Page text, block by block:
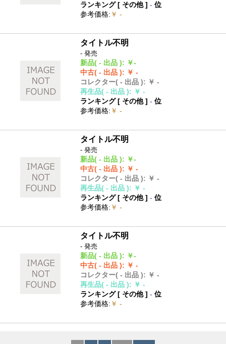
ランキング [ その他]- 位
参考価格: ￥ -
タイトル不明
- 発売
新品( - 出品 ): ￥-
中古( - 出品 ): ￥ -
コレクター( - 出品 ): ￥ -
再生品( - 出品 ): ￥ -
ランキング [ その他]- 位
参考価格: ￥ -
タイトル不明
- 発売
新品( - 出品 ): ￥-
中古( - 出品 ): ￥ -
コレクター( - 出品 ): ￥ -
再生品( - 出品 ): ￥ -
ランキング [ その他]- 位
参考価格: ￥ -
タイトル不明
- 発売
新品( - 出品 ): ￥-
中古( - 出品 ): ￥ -
コレクター( - 出品 ): ￥ -
再生品( - 出品 ): ￥ -
ランキング [ その他]- 位
参考価格: ￥ -